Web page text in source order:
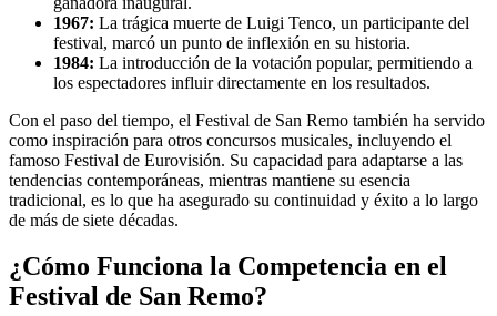
1967: La trágica muerte de Luigi Tenco, un participante del
festival, marcó un punto de inflexión en su historia.
1984: La introducción de la votación popular, permitiendo a
los espectadores influir directamente en los resultados.
Con el paso del tiempo, el Festival de San Remo también ha servido
como inspiración para otros concursos musicales, incluyendo el
famoso Festival de Eurovisión. Su capacidad para adaptarse a las
tendencias contemporáneas, mientras mantiene su esencia
tradicional, es lo que ha asegurado su continuidad y éxito a lo largo
de más de siete décadas.
¿Cómo Funciona la Competencia en el
Festival de San Remo?